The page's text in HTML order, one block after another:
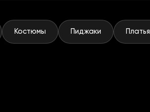
Костюмы Пиджаки Платья